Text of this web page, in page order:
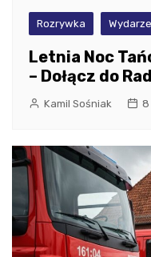
Rozrywka
Letnia Noc
– Dołącz do
Kamil Sośniak 8